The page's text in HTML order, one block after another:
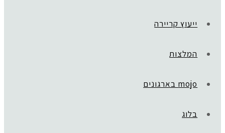
ייעוץ קריירה
המלצות
mojo בארגונים
בלוג